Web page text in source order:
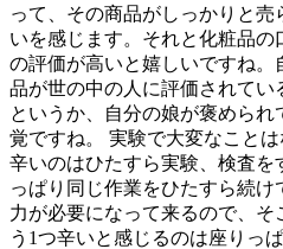
って、その商品がしっかりと
いを感じます。それと化粧品
の評価が高いと嬉しいですね
品が世の中の人に評価されて
というか、自分の娘が褒めら
覚ですね。 実験で大変なこと
辛いのはひたすら実験、検査
っぱり同じ作業をひたすら続
力が必要になって来るので、
う1つ辛いと感じるのは座りっ